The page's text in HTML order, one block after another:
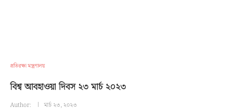
প্রতিরক্ষা মন্ত্রণালয়
বিশ্ব আবহাওয়া দিবস ২৩ মার্চ ২০২৩
Author: মার্চ ২৩, ২০২৩